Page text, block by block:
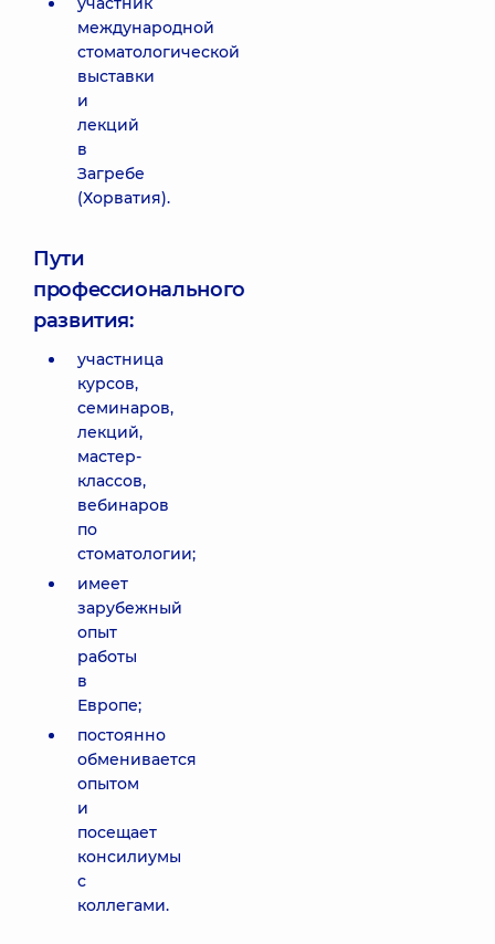
международной
стоматологической
выставки
и
лекций
в
Загребе
(Хорватия).
Пути
профессионального
развития:
участница
курсов,
семинаров,
лекций,
мастер-
классов,
вебинаров
по
стоматологии;
имеет
зарубежный
опыт
работы
в
Европе;
постоянно
обменивается
опытом
и
посещает
консилиумы
с
коллегами.